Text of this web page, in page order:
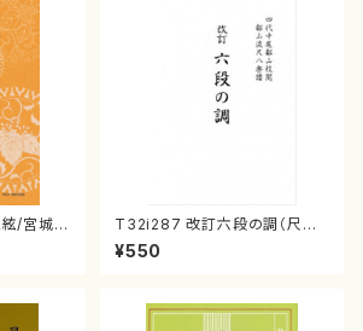
/宮城道
楽譜）
T32i287 改訂六段の調（尺八/
八橋検校/楽譜）都山no:1142
¥550